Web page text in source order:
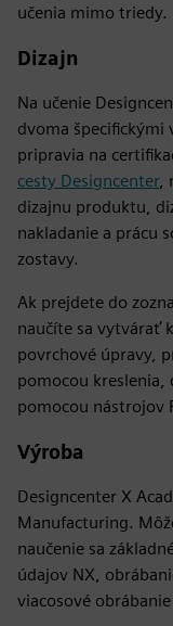
učenia mimo triedy.
Dizajn
Na učenie
dvoma špecifickými
pripravia na
cesty Designcenter,
dizajnu produktu,
nakladanie a prácu
zostavy.
Ak prejdete do
naučíte sa vytvárať
povrchové úpravy,
pomocou kreslenia,
pomocou nástrojov
Výroba
Designcenter X
Manufacturing.
naučenie sa
údajov NX,
viacosové